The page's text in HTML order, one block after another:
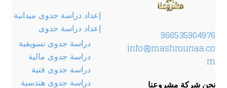
966535904976
info@mashrounaa.co
m
نحن شركة مشروعنا
إعداد دراسة جدوى ميدانية
إعداد دراسة جدوى
دراسة جدوى تسويقية
دراسة جدوى مالية
دراسة جدوى فنية
دراسة جدوى هندسية